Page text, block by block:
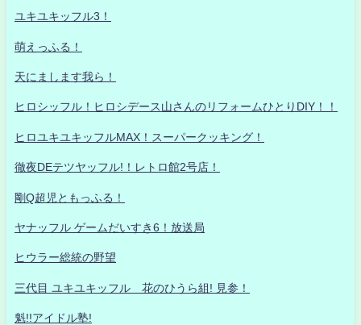
ユキユキッフル3！
萌えっふる！
天にまします我ら！
ヒロシッフル！ヒロシデース山さんのリフォームひとりDIY！！
ヒロユキユキッフルMAX！スーパークッキング！
徹夜DEテツヤッフル!！レトロ館2号店！
剛Q超児ともっふる！
ヤナッフル ゲームだいすき6！放送局
ヒウラー総統の野望
三代目 ユキユキッフル 花のひうら組! 見参！
魁!!アイドル塾!